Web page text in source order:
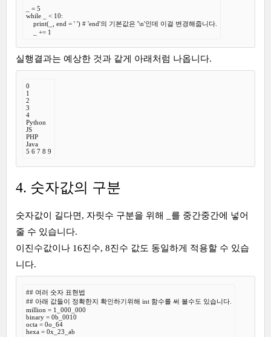
_ = 5
while _ < 10:
    print(_, end = ' ') # 'end'의 기본값은 '\n'인데 이걸 변경해줍니다.
    _ += 1
실행결과는 예상한 것과 같게 아래처럼 나옵니다.
0
1
2
3
4
Python
JS
PHP
Java
5 6 7 8 9
4. 숫자값의 구분
숫자값이 길다면, 자릿수 구분을 위해 _를 중간중간에 넣어
줄 수 있습니다.
이진수값이나 16진수, 8진수 값도 동일하게 적용할 수 있습
니다.
## 여러 숫자 표현법
## 아래 값들이 정확한지 확인하기위해 int 함수를 써 볼수도 있습니다.
million = 1_000_000
binary = 0b_0010
octa = 0o_64
hexa = 0x_23_ab